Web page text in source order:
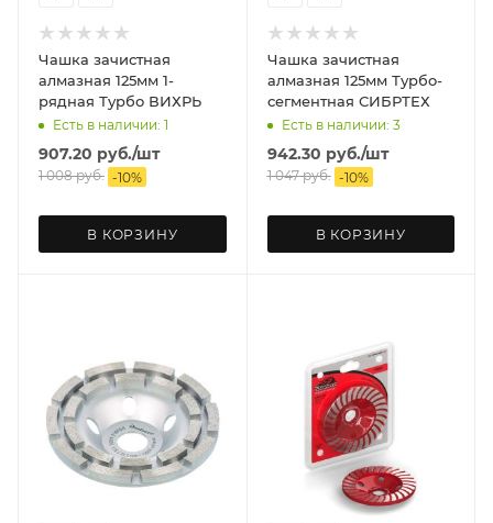
Чашка зачистная
алмазная 125мм 1-
рядная Турбо ВИХРЬ
Есть в наличии: 1
907.20 руб./шт
1 008руб. -10%
В КОРЗИНУ
Чашка зачистная
алмазная 125мм Турбо-
сегментная СИБРТЕХ
Есть в наличии: 3
942.30 руб./шт
1 047руб. -10%
В КОРЗИНУ